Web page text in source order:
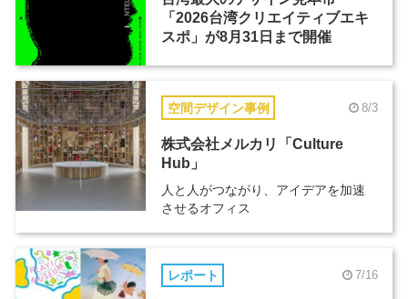
「2026台湾クリエイティブエキ
スポ」が8月31日まで開催
空間デザイン事例 8/3
株式会社メルカリ「Culture
Hub」
人と人がつながり、アイデアを加速
させるオフィス
レポート 7/16